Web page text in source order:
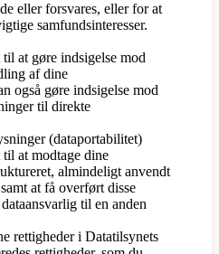
eller forsvares, eller for at
samfundsinteresser.
at gøre indsigelse mod
af dine
også gøre indsigelse mod
til direkte
(dataportabilitet)
at modtage dine
almindeligt anvendt
at få overført disse
til en anden
rettigheder i Datatilsynets